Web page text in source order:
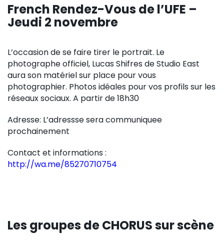
French Rendez-Vous de l’UFE –
Jeudi 2 novembre
L’occasion de se faire tirer le portrait. Le
photographe officiel, Lucas Shifres de Studio East
aura son matériel sur place pour vous
photographier. Photos idéales pour vos profils sur les
réseaux sociaux. A partir de 18h30
Adresse: L’adressse sera communiquee
prochainement
Contact et informations :
http://wa.me/85270710754
Les groupes de CHORUS sur scène